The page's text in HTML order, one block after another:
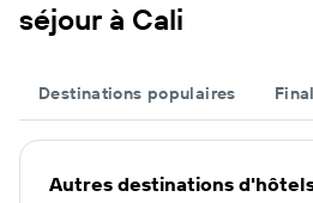
séjour à Cali
Destinations populaires
Autres destinations